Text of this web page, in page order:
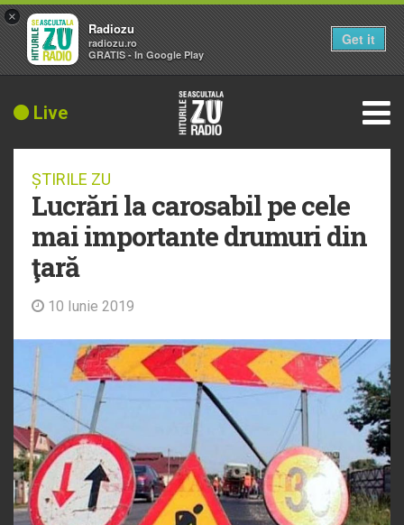
Live
ȘTIRILE ZU
Lucrări la carosabil pe cele
mai importante drumuri din
ţară
10 Iunie 2019
×
Radiozu
radiozu.ro
GRATIS - In Google Play
Get it